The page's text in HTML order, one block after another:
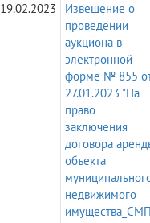
19.02.2023
Извещение о
проведении
аукциона в
электронной
форме № 855
27.01.2023 "На
право
заключения
договора
объекта
недвижимого